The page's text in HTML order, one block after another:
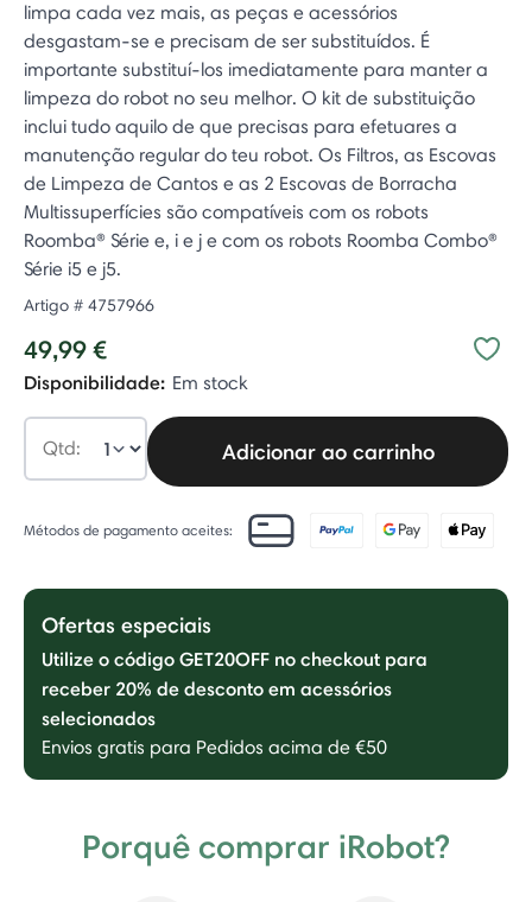
limpa cada vez mais, as peças e acessórios
desgastam-se e precisam de ser substituídos. É
importante substituí-los imediatamente para manter a
limpeza do robot no seu melhor. O kit de substituição
inclui tudo aquilo de que precisas para efetuares a
manutenção regular do teu robot. Os Filtros, as Escovas
de Limpeza de Cantos e as 2 Escovas de Borracha
Multissuperfícies são compatíveis com os robots
Roomba® Série e, i e j e com os robots Roomba Combo®
Série i5 e j5.
Artigo # 4757966
49,99 €
Disponibilidade: Em stock
Qtd: Adicionar ao carrinho
Métodos de pagamento aceites:
Ofertas especiais
Utilize o código GET20OFF no checkout para
receber 20% de desconto em acessórios
selecionados
Envios gratis para Pedidos acima de €50
Porquê comprar iRobot?